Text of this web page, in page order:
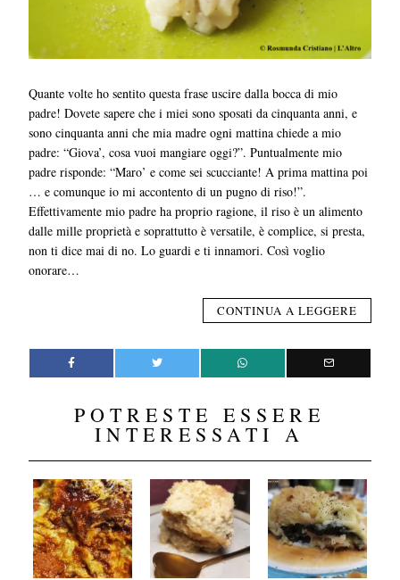
Quante volte ho sentito questa frase uscire dalla bocca di mio
padre! Dovete sapere che i miei sono sposati da cinquanta anni, e
sono cinquanta anni che mia madre ogni mattina chiede a mio
padre: “Giova’, cosa vuoi mangiare oggi?”. Puntualmente mio
padre risponde: “Maro’ e come sei scucciante! A prima mattina poi
… e comunque io mi accontento di un pugno di riso!”.
Effettivamente mio padre ha proprio ragione, il riso è un alimento
dalle mille proprietà e soprattutto è versatile, è complice, si presta,
non ti dice mai di no. Lo guardi e ti innamori. Così voglio
onorare…
CONTINUA A LEGGERE
POTRESTE ESSERE
INTERESSATI A